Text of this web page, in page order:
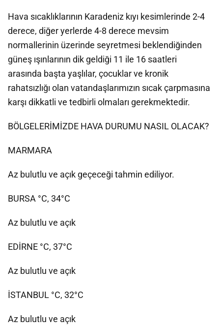
Hava sıcaklıklarının Karadeniz kıyı kesimlerinde 2-4
derece, diğer yerlerde 4-8 derece mevsim
normallerinin üzerinde seyretmesi beklendiğinden
güneş ışınlarının dik geldiği 11 ile 16 saatleri
arasında başta yaşlılar, çocuklar ve kronik
rahatsızlığı olan vatandaşlarımızın sıcak çarpmasına
karşı dikkatli ve tedbirli olmaları gerekmektedir.
BÖLGELERİMİZDE HAVA DURUMU NASIL OLACAK?
MARMARA
Az bulutlu ve açık geçeceği tahmin ediliyor.
BURSA °C, 34°C
Az bulutlu ve açık
EDİRNE °C, 37°C
Az bulutlu ve açık
İSTANBUL °C, 32°C
Az bulutlu ve açık